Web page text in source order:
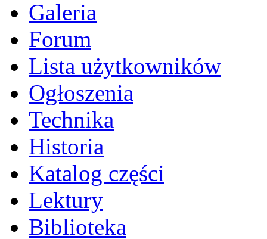
Galeria
Forum
Lista użytkowników
Ogłoszenia
Technika
Historia
Katalog części
Lektury
Biblioteka